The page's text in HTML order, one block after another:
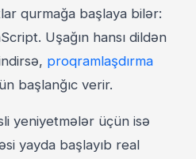
qurmağa başlaya bilər:
Uşağın hansı dildən
proqramlaşdırma
başlanğıc verir.
yeniyetmələr üçün isə
yayda başlayıb real